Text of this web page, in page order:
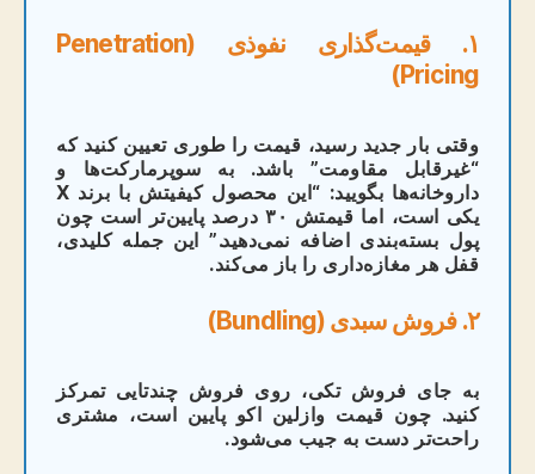
۱. قیمت‌گذاری نفوذی (Penetration
Pricing)
وقتی بار جدید رسید، قیمت را طوری تعیین کنید که
“غیرقابل مقاومت” باشد. به سوپرمارکت‌ها و
داروخانه‌ها بگویید: “این محصول کیفیتش با برند X
یکی است، اما قیمتش ۳۰ درصد پایین‌تر است چون
پول بسته‌بندی اضافه نمی‌دهید.” این جمله کلیدی،
قفل هر مغازه‌داری را باز می‌کند.
۲. فروش سبدی (Bundling)
به جای فروش تکی، روی فروش چندتایی تمرکز
کنید. چون قیمت وازلین اکو پایین است، مشتری
راحت‌تر دست به جیب می‌شود.